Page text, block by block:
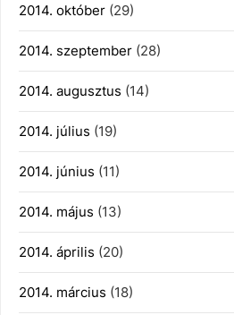
2014. október (29)
2014. szeptember (28)
2014. augusztus (14)
2014. július (19)
2014. június (11)
2014. május (13)
2014. április (20)
2014. március (18)